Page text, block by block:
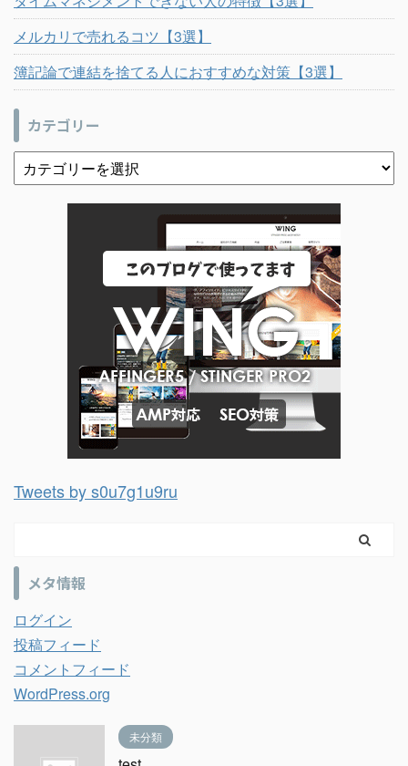
メルカリで売れるコツ【3選】
簿記論で連結を捨てる人におすすめな対策【3選】
カテゴリー
Tweets by s0u7g1u9ru
メタ情報
ログイン
投稿フィード
コメントフィード
WordPress.org
未分類